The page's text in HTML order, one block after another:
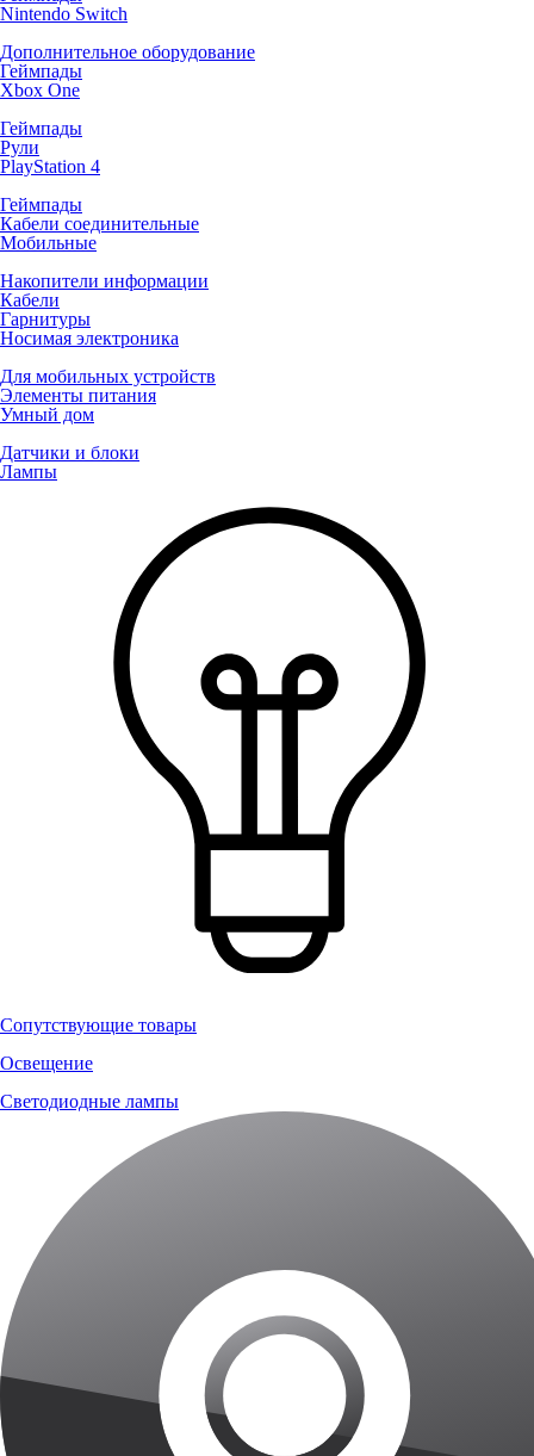
Nintendo Switch
Дополнительное оборудование
Геймпады
Xbox One
Геймпады
Рули
PlayStation 4
Геймпады
Кабели соединительные
Мобильные
Накопители информации
Кабели
Гарнитуры
Носимая электроника
Для мобильных устройств
Элементы питания
Умный дом
Датчики и блоки
Лампы
Сопутствующие товары
Освещение
Светодиодные лампы